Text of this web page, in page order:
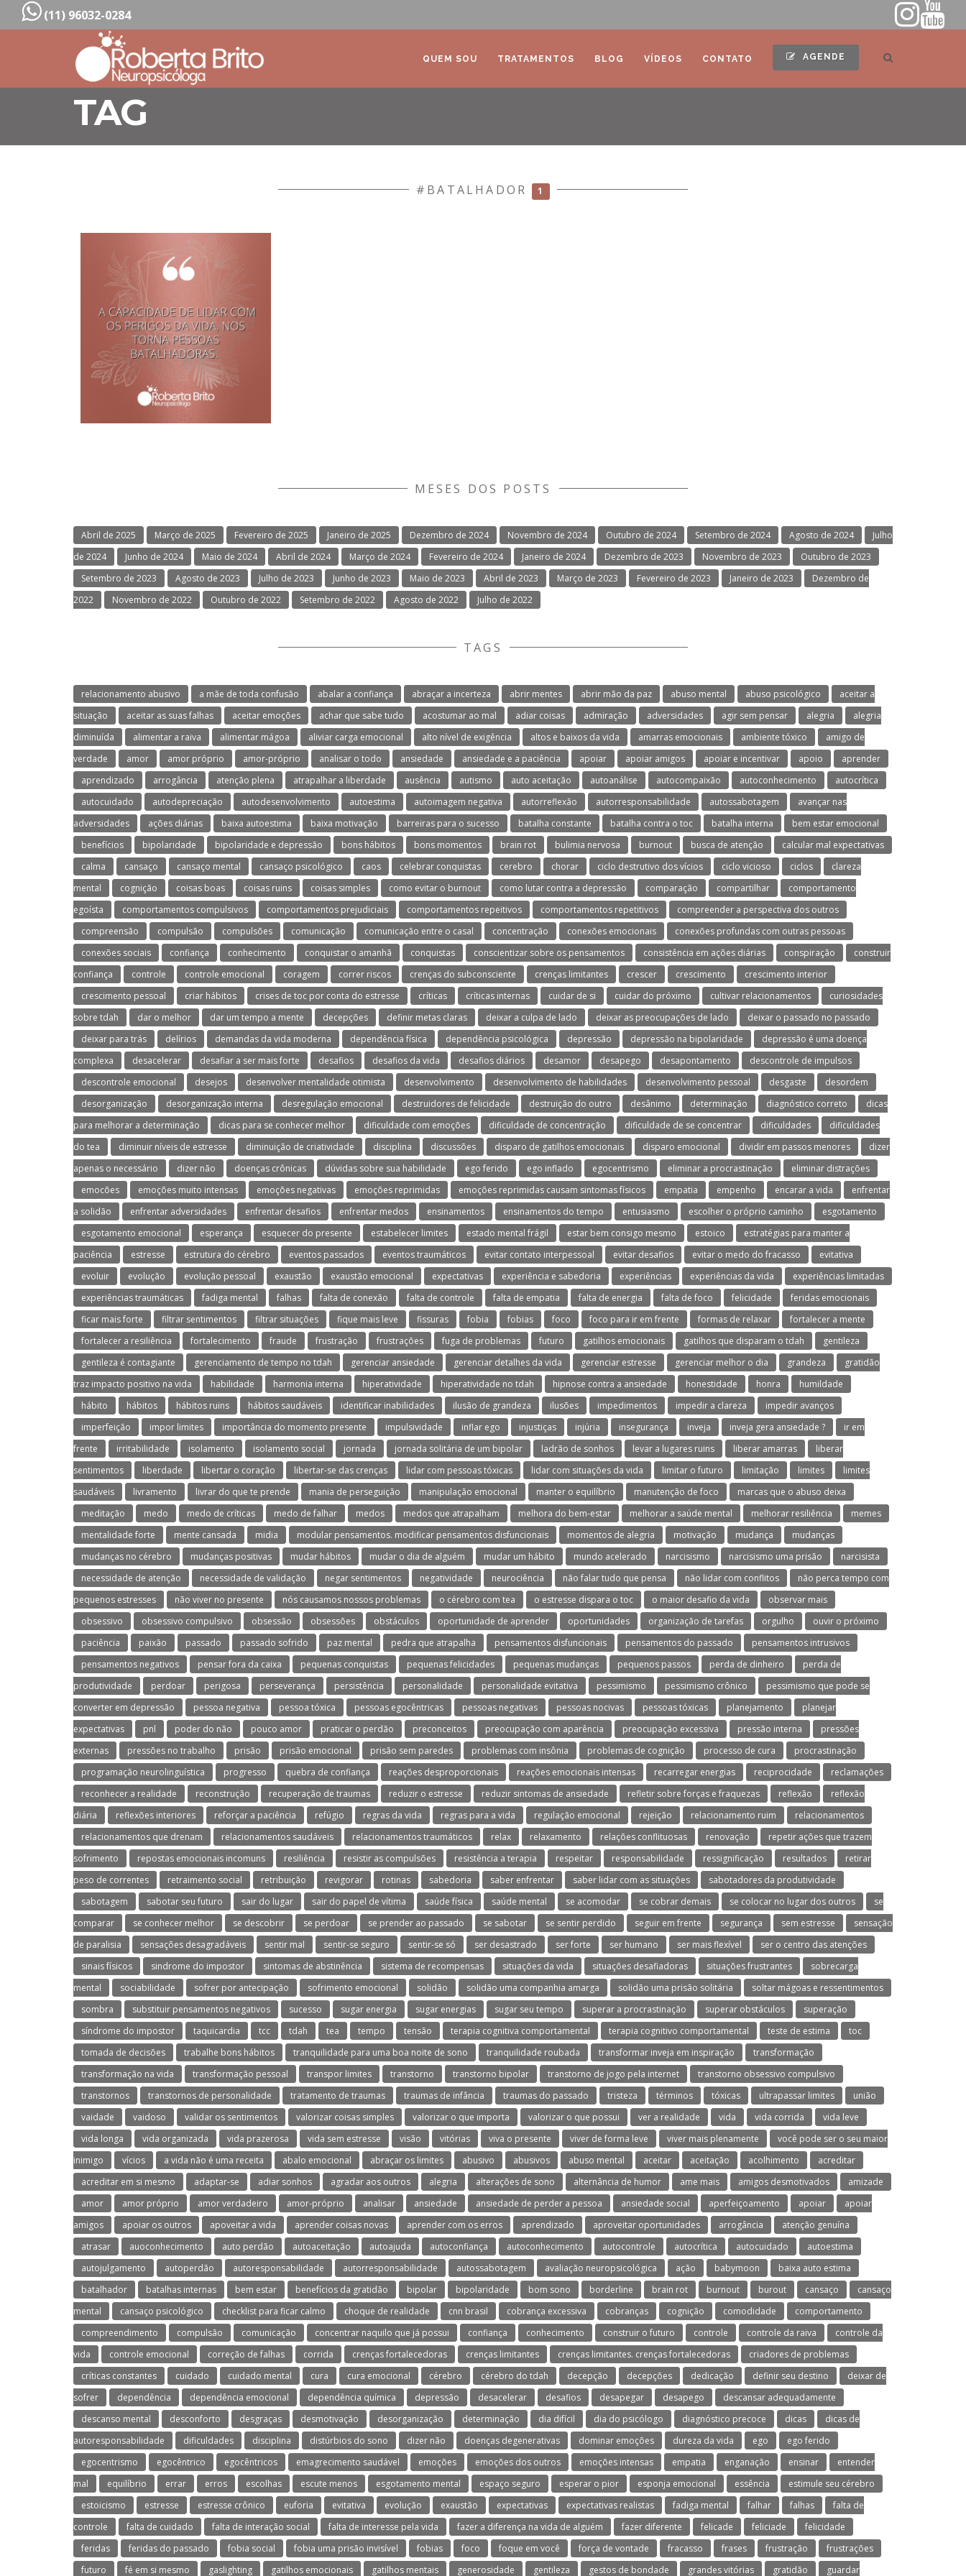
(11) 96032-0284
QUEM SOU TRATAMENTOS BLOG VÍDEOS CONTATO AGENDE
TAG
#BATALHADOR 1
MESES DOS POSTS
Abril de 2025 Março de 2025 Fevereiro de 2025 Janeiro de 2025 Dezembro de 2024 Novembro de 2024 Outubro de 2024 Setembro de 2024 Agosto de 2024
Julho
de 2024
Junho de 2024 Maio de 2024 Abril de 2024 Março de 2024 Fevereiro de 2024 Janeiro de 2024 Dezembro de 2023 Novembro de 2023
Outubro de 2023
Setembro de 2023
Agosto de 2023 Julho de 2023 Junho de 2023 Maio de 2023 Abril de 2023 Março de 2023 Fevereiro de 2023 Janeiro de 2023
Dezembro de
2022
Novembro de 2022 Outubro de 2022 Setembro de 2022 Agosto de 2022 Julho de 2022
TAGS
relacionamento abusivo a mãe de toda confusão abalar a confiança abraçar a incerteza abrir mentes abrir mão da paz abuso mental abuso psicológico
aceitar a
situação
aceitar as suas falhas aceitar emoções achar que sabe tudo acostumar ao mal adiar coisas admiração adversidades agir sem pensar alegria
alegria
diminuída
alimentar a raiva alimentar mágoa aliviar carga emocional alto nível de exigência altos e baixos da vida amarras emocionais ambiente tóxico
amigo de
verdade
amor amor próprio amor-próprio analisar o todo ansiedade ansiedade e a paciência apoiar apoiar amigos apoiar e incentivar apoio
aprender
aprendizado
arrogância atenção plena atrapalhar a liberdade ausência autismo auto aceitação autoanálise autocompaixão autoconhecimento
autocrítica
autocuidado
autodepreciação autodesenvolvimento autoestima autoimagem negativa autorreflexão autorresponsabilidade autossabotagem
avançar nas
adversidades
ações diárias baixa autoestima baixa motivação barreiras para o sucesso batalha constante batalha contra o toc batalha interna
bem estar emocional
benefícios
bipolaridade bipolaridade e depressão bons hábitos bons momentos brain rot bulimia nervosa burnout busca de atenção
calcular mal expectativas
calma
cansaço cansaço mental cansaço psicológico caos celebrar conquistas cerebro chorar ciclo destrutivo dos vícios ciclo vicioso ciclos
clareza
mental
cognição coisas boas coisas ruins coisas simples como evitar o burnout como lutar contra a depressão comparação compartilhar
comportamento
egoísta
comportamentos compulsivos comportamentos prejudiciais comportamentos repeitivos comportamentos repetitivos
compreender a perspectiva dos outros
compreensão
compulsão compulsões comunicação comunicação entre o casal concentração conexões emocionais
conexões profundas com outras pessoas
conexões sociais
confiança conhecimento conquistar o amanhã conquistas conscientizar sobre os pensamentos consistência em ações diárias conspiração
construir
confiança
controle controle emocional coragem correr riscos crenças do subconsciente crenças limitantes crescer crescimento
crescimento interior
crescimento pessoal
criar hábitos crises de toc por conta do estresse críticas críticas internas cuidar de si cuidar do próximo cultivar relacionamentos
curiosidades
sobre tdah
dar o melhor dar um tempo a mente decepções definir metas claras deixar a culpa de lado deixar as preocupações de lado
deixar o passado no passado
deixar para trás
delírios demandas da vida moderna dependência física dependência psicológica depressão depressão na bipolaridade
depressão é uma doença
complexa
desacelerar desafiar a ser mais forte desafios desafios da vida desafios diários desamor desapego desapontamento
descontrole de impulsos
descontrole emocional
desejos desenvolver mentalidade otimista desenvolvimento desenvolvimento de habilidades desenvolvimento pessoal desgaste
desordem
desorganização
desorganização interna desregulação emocional destruidores de felicidade destruição do outro desânimo determinação diagnóstico correto
dicas
para melhorar a determinação
dicas para se conhecer melhor dificuldade com emoções dificuldade de concentração dificuldade de se concentrar dificuldades
dificuldades
do tea
diminuir níveis de estresse diminuição de criatividade disciplina discussões disparo de gatilhos emocionais disparo emocional dividir em passos menores
dizer
apenas o necessário
dizer não doenças crônicas dúvidas sobre sua habilidade ego ferido ego inflado egocentrismo eliminar a procrastinação
eliminar distrações
emocões
emoções muito intensas emoções negativas emoções reprimidas emoções reprimidas causam sintomas físicos empatia empenho encarar a vida
enfrentar
a solidão
enfrentar adversidades enfrentar desafios enfrentar medos ensinamentos ensinamentos do tempo entusiasmo escolher o próprio caminho
esgotamento
esgotamento emocional
esperança esquecer do presente estabelecer limites estado mental frágil estar bem consigo mesmo estoico
estratégias para manter a
paciência
estresse estrutura do cérebro eventos passados eventos traumáticos evitar contato interpessoal evitar desafios evitar o medo do fracasso
evitativa
evoluir
evolução evolução pessoal exaustão exaustão emocional expectativas experiência e sabedoria experiências experiências da vida
experiências limitadas
experiências traumáticas
fadiga mental falhas falta de conexão falta de controle falta de empatia falta de energia falta de foco felicidade
feridas emocionais
ficar mais forte
filtrar sentimentos filtrar situações fique mais leve fissuras fobia fobias foco foco para ir em frente formas de relaxar
fortalecer a mente
fortalecer a resiliência
fortalecimento fraude frustração frustrações fuga de problemas futuro gatilhos emocionais gatilhos que disparam o tdah
gentileza
gentileza é contagiante
gerenciamento de tempo no tdah gerenciar ansiedade gerenciar detalhes da vida gerenciar estresse gerenciar melhor o dia grandeza
gratidão
traz impacto positivo na vida
habilidade harmonia interna hiperatividade hiperatividade no tdah hipnose contra a ansiedade honestidade honra
humildade
hábito
hábitos hábitos ruins hábitos saudáveis identificar inabilidades ilusão de grandeza ilusões impedimentos impedir a clareza
impedir avanços
imperfeição
impor limites importância do momento presente impulsividade inflar ego injustiças injúria insegurança inveja inveja gera ansiedade ?
ir em
frente
irritabilidade isolamento isolamento social jornada jornada solitária de um bipolar ladrão de sonhos levar a lugares ruins liberar amarras
liberar
sentimentos
liberdade libertar o coração libertar-se das crenças lidar com pessoas tóxicas lidar com situações da vida limitar o futuro limitação limites
limites
saudáveis
livramento livrar do que te prende mania de perseguição manipulação emocional manter o equilíbrio manutenção de foco
marcas que o abuso deixa
meditação
medo medo de críticas medo de falhar medos medos que atrapalham melhora do bem-estar melhorar a saúde mental melhorar resiliência
memes
mentalidade forte
mente cansada midia modular pensamentos. modificar pensamentos disfuncionais momentos de alegria motivação mudança
mudanças
mudanças no cérebro
mudanças positivas mudar hábitos mudar o dia de alguém mudar um hábito mundo acelerado narcisismo narcisismo uma prisão
narcisista
necessidade de atenção
necessidade de validação negar sentimentos negatividade neurociência não falar tudo que pensa não lidar com conflitos
não perca tempo com
pequenos estresses
não viver no presente nós causamos nossos problemas o cérebro com tea o estresse dispara o toc o maior desafio da vida
observar mais
obsessivo
obsessivo compulsivo obsessão obsessões obstáculos oportunidade de aprender oportunidades organização de tarefas orgulho
ouvir o próximo
paciência
paixão passado passado sofrido paz mental pedra que atrapalha pensamentos disfuncionais pensamentos do passado
pensamentos intrusivos
pensamentos negativos
pensar fora da caixa pequenas conquistas pequenas felicidades pequenas mudanças pequenos passos perda de dinheiro
perda de
produtividade
perdoar perigosa perseverança persistência personalidade personalidade evitativa pessimismo pessimismo crônico
pessimismo que pode se
converter em depressão
pessoa negativa pessoa tóxica pessoas egocêntricas pessoas negativas pessoas nocivas pessoas tóxicas planejamento
planejar
expectativas
pnl poder do não pouco amor praticar o perdão preconceitos preocupação com aparência preocupação excessiva pressão interna
pressões
externas
pressões no trabalho prisão prisão emocional prisão sem paredes problemas com insônia problemas de cognição processo de cura
procrastinação
programação neurolinguística
progresso quebra de confiança reações desproporcionais reações emocionais intensas recarregar energias reciprocidade
reclamações
reconhecer a realidade
reconstrução recuperação de traumas reduzir o estresse reduzir sintomas de ansiedade refletir sobre forças e fraquezas reflexão
reflexão
diária
reflexões interiores reforçar a paciência refúgio regras da vida regras para a vida regulação emocional rejeição relacionamento ruim
relacionamentos
relacionamentos que drenam
relacionamentos saudáveis relacionamentos traumáticos relax relaxamento relações conflituosas renovação
repetir ações que trazem
sofrimento
repostas emocionais incomuns resiliência resistir as compulsões resistência a terapia respeitar responsabilidade ressignificação resultados
retirar
peso de correntes
retraimento social retribuição revigorar rotinas sabedoria saber enfrentar saber lidar com as situações
sabotadores da produtividade
sabotagem
sabotar seu futuro sair do lugar sair do papel de vítima saúde física saúde mental se acomodar se cobrar demais se colocar no lugar dos outros
se
comparar
se conhecer melhor se descobrir se perdoar se prender ao passado se sabotar se sentir perdido seguir em frente segurança sem estresse
sensação
de paralisia
sensações desagradáveis sentir mal sentir-se seguro sentir-se só ser desastrado ser forte ser humano ser mais flexível
ser o centro das atenções
sinais físicos
sindrome do impostor sintomas de abstinência sistema de recompensas situações da vida situações desafiadoras situações frustrantes
sobrecarga
mental
sociabilidade sofrer por antecipação sofrimento emocional solidão solidão uma companhia amarga solidão uma prisão solitária
soltar mágoas e ressentimentos
sombra
substituir pensamentos negativos sucesso sugar energia sugar energias sugar seu tempo superar a procrastinação superar obstáculos
superação
síndrome do impostor
taquicardia tcc tdah tea tempo tensão terapia cognitiva comportamental terapia cognitivo comportamental teste de estima
toc
tomada de decisões
trabalhe bons hábitos tranquilidade para uma boa noite de sono tranquilidade roubada transformar inveja em inspiração
transformação
transformação na vida
transformação pessoal transpor limites transtorno transtorno bipolar transtorno de jogo pela internet
transtorno obsessivo compulsivo
transtornos
transtornos de personalidade tratamento de traumas traumas de infância traumas do passado tristeza términos tóxicas ultrapassar limites
união
vaidade
vaidoso validar os sentimentos valorizar coisas simples valorizar o que importa valorizar o que possui ver a realidade vida vida corrida
vida leve
vida longa
vida organizada vida prazerosa vida sem estresse visão vitórias viva o presente viver de forma leve viver mais plenamente
você pode ser o seu maior
inimigo
vícios a vida não é uma receita abalo emocional abraçar os limites abusivo abusivos abuso mental aceitar aceitação acolhimento
acreditar
acreditar em si mesmo
adaptar-se adiar sonhos agradar aos outros alegria alterações de sono alternância de humor ame mais amigos desmotivados
amizade
amor
amor próprio amor verdadeiro amor-próprio analisar ansiedade ansiedade de perder a pessoa ansiedade social aperfeiçoamento apoiar
apoiar
amigos
apoiar os outros apoveitar a vida aprender coisas novas aprender com os erros aprendizado aproveitar oportunidades arrogância
atenção genuína
atrasar
auoconhecimento auto perdão autoaceitação autoajuda autoconfiança autoconhecimento autocontrole autocrítica autocuidado
autoestima
autojulgamento
autoperdão autoresponsabilidade autorresponsabilidade autossabotagem avaliação neuropsicológica ação babymoon
baixa auto estima
batalhador
batalhas internas bem estar benefícios da gratidão bipolar bipolaridade bom sono borderline brain rot burnout burout cansaço
cansaço
mental
cansaço psicológico checklist para ficar calmo choque de realidade cnn brasil cobrança excessiva cobranças cognição comodidade
comportamento
compreendimento
compulsão comunicação concentrar naquilo que já possui confiança conhecimento construir o futuro controle controle da raiva
controle da
vida
controle emocional correção de falhas corrida crenças fortalecedoras crenças limitantes crenças limitantes. crenças fortalecedoras
criadores de problemas
críticas constantes
cuidado cuidado mental cura cura emocional cérebro cérebro do tdah decepção decepções dedicação definir seu destino
deixar de
sofrer
dependência dependência emocional dependência química depressão desacelerar desafios desapegar desapego
descansar adequadamente
descanso mental
desconforto desgraças desmotivação desorganização determinação dia difícil dia do psicólogo diagnóstico precoce dicas
dicas de
autoresponsabilidade
dificuldades disciplina distúrbios do sono dizer não doenças degenerativas dominar emoções dureza da vida ego
ego ferido
egocentrismo
egocêntrico egocêntricos emagrecimento saudável emoções emoções dos outros emoções intensas empatia enganação ensinar
entender
mal
equilíbrio errar erros escolhas escute menos esgotamento mental espaço seguro esperar o pior esponja emocional essência
estimule seu cérebro
estoicismo
estresse estresse crônico euforia evitativa evolução exaustão expectativas expectativas realistas fadiga mental falhar falhas
falta de
controle
falta de cuidado falta de interação social falta de interesse pela vida fazer a diferença na vida de alguém fazer diferente felicade feliciade
felicidade
feridas
feridas do passado fobia social fobia uma prisão invisível fobias foco foque em você força de vontade fracasso frases frustração
frustrações
futuro
fé em si mesmo gaslighting gatilhos emocionais gatilhos mentais generosidade gentileza gestos de bondade grandes vitórias gratidão guardar